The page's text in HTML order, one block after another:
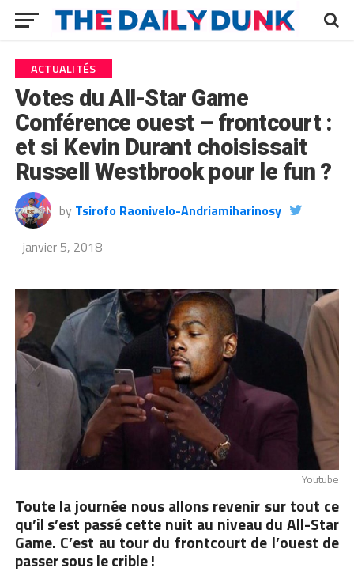
ACTUALITÉS
Votes du All-Star Game
Conférence ouest – frontcourt :
et si Kevin Durant choisissait
Russell Westbrook pour le fun ?
by Tsirofo Raonivelo-Andriamiharinosy
janvier 5, 2018
Youtube
Toute la journée nous allons revenir sur tout ce
qu’il s’est passé cette nuit au niveau du All-Star
Game. C’est au tour du frontcourt de l’ouest de
passer sous le crible !